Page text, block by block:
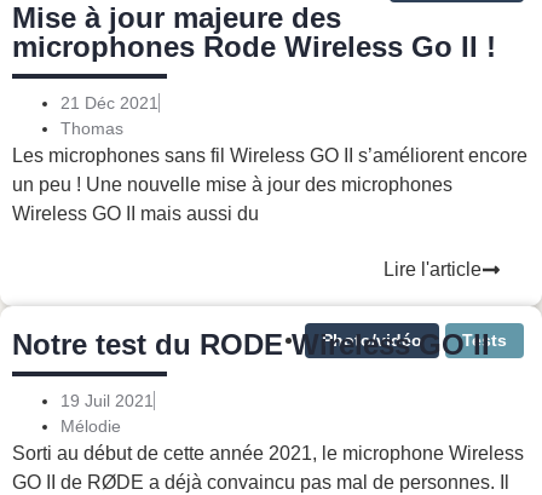
Mise à jour majeure des
microphones Rode Wireless Go II !
21 Déc 2021
Thomas
Les microphones sans fil Wireless GO II s’améliorent encore
un peu ! Une nouvelle mise à jour des microphones
Wireless GO II mais aussi du
Lire l'article
Photo/vidéo Tests
Notre test du RODE Wireless GO II
19 Juil 2021
Mélodie
Sorti au début de cette année 2021, le microphone Wireless
GO II de RØDE a déjà convaincu pas mal de personnes. Il